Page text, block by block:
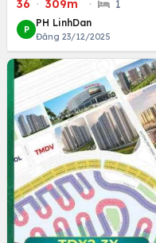
36 · 309m · 1
P
PH LinhDan
Đăng 23/12/2025